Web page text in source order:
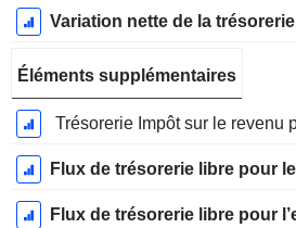
Variation nette de la trésorerie
Éléments supplémentaires